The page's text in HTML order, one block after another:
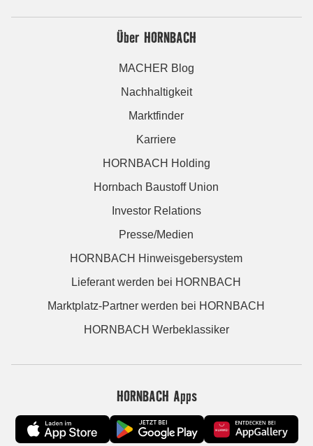
Über HORNBACH
MACHER Blog
Nachhaltigkeit
Marktfinder
Karriere
HORNBACH Holding
Hornbach Baustoff Union
Investor Relations
Presse/Medien
HORNBACH Hinweisgebersystem
Lieferant werden bei HORNBACH
Marktplatz-Partner werden bei HORNBACH
HORNBACH Werbeklassiker
HORNBACH Apps